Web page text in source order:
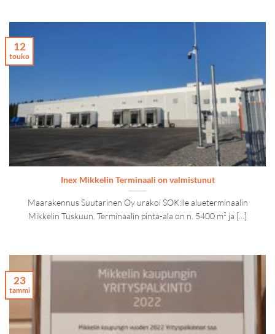
Inex Mikkelin Terminaali on valmistunut
Maarakennus Suutarinen Oy urakoi SOK:lle alueterminaalin
Mikkelin Tuskuun. Terminaalin pinta-ala on n. 5400 m² ja [...]
12
touko
23
tammi